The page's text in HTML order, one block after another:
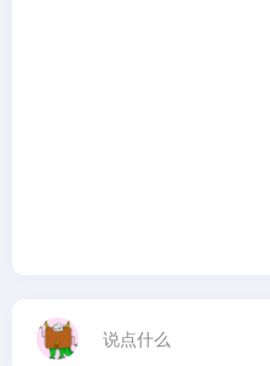
说点什么